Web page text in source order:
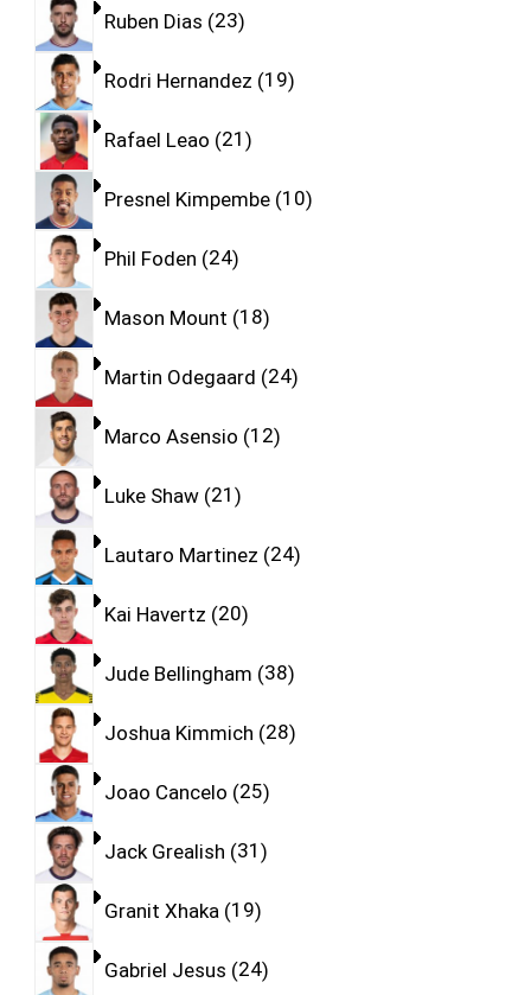
Ruben Dias 23
Rodri Hernandez 19
Rafael Leao 21
Presnel Kimpembe 10
Phil Foden 24
Mason Mount 18
Martin Odegaard 24
Marco Asensio 12
Luke Shaw 21
Lautaro Martinez 24
Kai Havertz 20
Jude Bellingham 38
Joshua Kimmich 28
Joao Cancelo 25
Jack Grealish 31
Granit Xhaka 19
Gabriel Jesus 24